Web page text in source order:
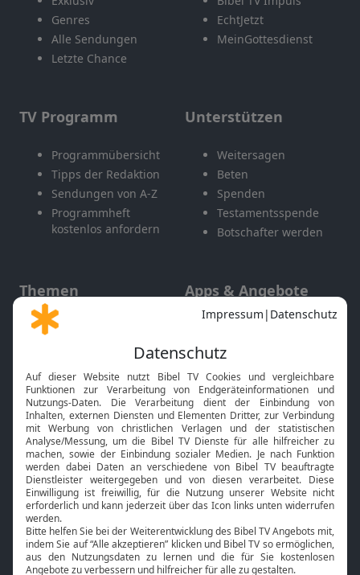
Genres
Alle Sendungen
Letzte Chance
EchtJetzt
MeinGottesdienst
TV Programm
Programmübersicht
Tipps der Redaktion
Sendungen von A-Z
Programmheft
kostenlos anfordern
Unterstützen
Weitersagen
Beten
Spenden
Testamentsspende
Botschafter werden
Themen
Gott und Bibel erklärt
Neuigkeiten
Apps & Angebote
Mobile App
Smart TV
HbbTV
Bibelthek Online-Bibel
Nächster Gottesdienst
Bibel TV
Über uns
Jobs
Service
Kontakt
TV-Empfang